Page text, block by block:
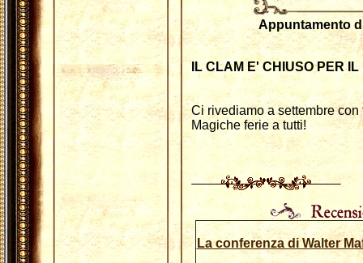
Appuntamento
IL CLAM E' CHIUSO PER
Ci rivediamo a settembre
Magiche ferie a tutti!
La conferenza di Walter